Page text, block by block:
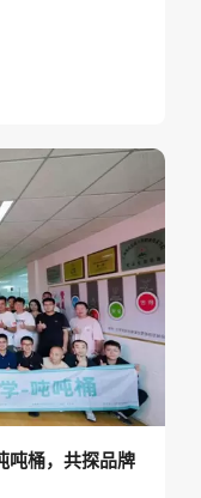
吨桶，共探品牌